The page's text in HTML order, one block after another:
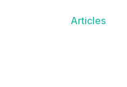
Articles